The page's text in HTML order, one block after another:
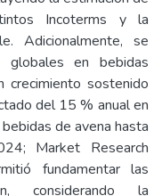
Incoterms y la
Adicionalmente, se
globales en bebidas
crecimiento sostenido
del 15 % anual en
de avena hasta
Market Research
fundamentar las
considerando la